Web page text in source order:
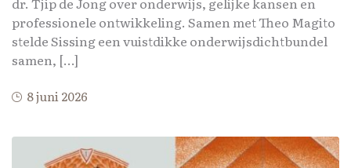
professionele ontwikkeling. Samen met Theo Magito
stelde Sissing een vuistdikke onderwijsdichtbundel
samen, […]
8 juni 2026